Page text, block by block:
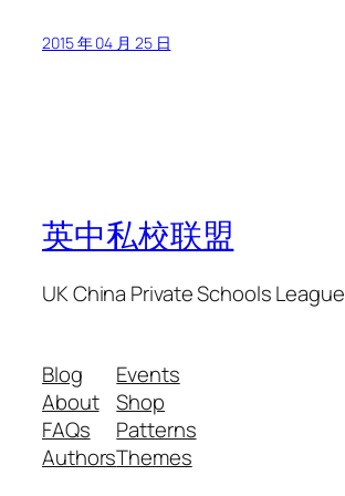
2015 年 04 月 25 日
英中私校联盟
UK China Private Schools League
Blog
About
FAQs
Authors
Events
Shop
Patterns
Themes